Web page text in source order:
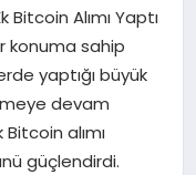
Bitcoin Alımı Yaptı
konuma sahip
yaptığı büyük
devam
alımı
güçlendirdi.